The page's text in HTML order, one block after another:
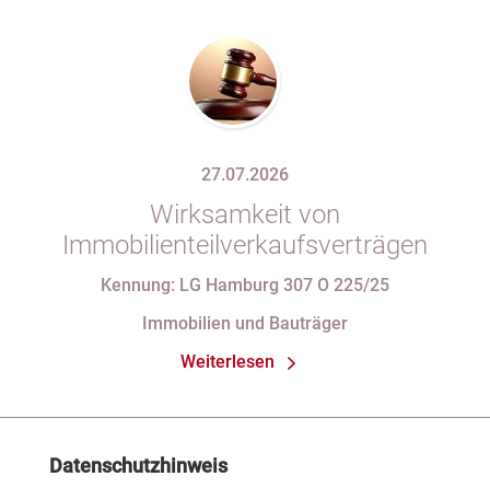
27.07.2026
Wirksamkeit von
Immobilienteilverkaufsverträgen
Kennung: LG Hamburg 307 O 225/25
Immobilien und Bauträger
Weiterlesen
Datenschutzhinweis